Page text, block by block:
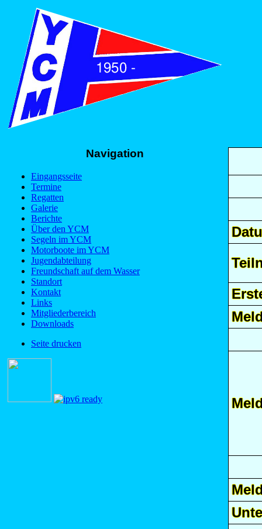
Navigation
Eingangsseite
Termine
Regatten
Galerie
Berichte
Über den YCM
Segeln im YCM
Motorboote im YCM
Jugendabteilung
Freundschaft auf dem Wasser
Standort
Kontakt
Links
Mitgliederbereich
Downloads
Seite drucken